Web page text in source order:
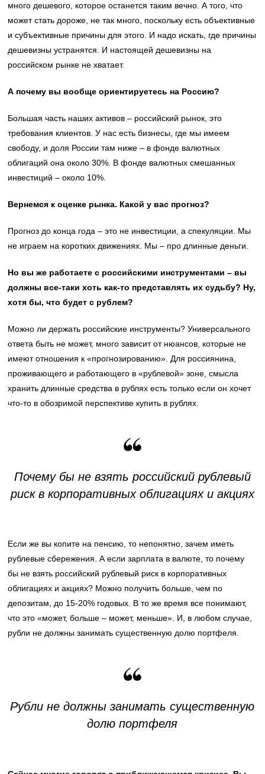
много дешевого, которое останется таким вечно. А того, что
может стать дороже, не так много, поскольку есть объективные
и субъективные причины для этого. И надо искать, где причины
дешевизны устранятся. И настоящей дешевизны на
российском рынке не хватает.
А почему вы вообще ориентируетесь на Россию?
Большая часть наших активов – российский рынок, это
требования клиентов. У нас есть бизнесы, где мы имеем
свободу, и доля России там ниже – в фонде валютных
облигаций она около 30%. В фонде валютных смешанных
инвестиций – около 10%.
Вернемся к оценке рынка. Какой у вас прогноз?
Прогноз до конца года – это не инвестиции, а спекуляции. Мы
не играем на коротких движениях. Мы – про длинные деньги.
Но вы же работаете с российскими инструментами – вы
должны все-таки хоть как-то представлять их судьбу? Ну,
хотя бы, что будет с рублем?
Можно ли держать российские инструменты? Универсального
ответа быть не может, много зависит от нюансов, которые не
имеют отношения к «прогнозированию». Для россиянина,
проживающего и работающего в «рублевой» зоне, смысла
хранить длинные средства в рублях есть только если он хочет
что-то в обозримой перспективе купить в рублях.
Почему бы не взять российский рублевый
риск в корпоративных облигациях и акциях
Если же вы копите на пенсию, то непонятно, зачем иметь
рублевые сбережения. А если зарплата в валюте, то почему
бы не взять российский рублевый риск в корпоративных
облигациях и акциях? Можно получить больше, чем по
депозитам, до 15-20% годовых. В то же время все понимают,
что это «может, больше – может, меньше». И, в любом случае,
рубли не должны занимать существенную долю портфеля.
Рубли не должны занимать существенную
долю портфеля